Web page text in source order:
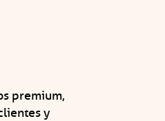
premium,
y